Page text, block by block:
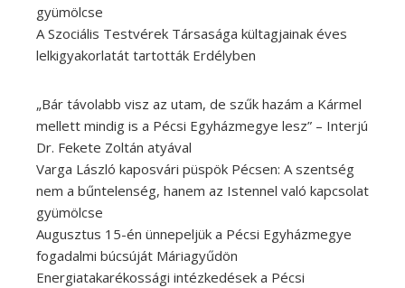
gyümölcse
A Szociális Testvérek Társasága kültagjainak éves
lelkigyakorlatát tartották Erdélyben
„Bár távolabb visz az utam, de szűk hazám a Kármel
mellett mindig is a Pécsi Egyházmegye lesz” – Interjú
Dr. Fekete Zoltán atyával
Varga László kaposvári püspök Pécsen: A szentség
nem a bűntelenség, hanem az Istennel való kapcsolat
gyümölcse
Augusztus 15-én ünnepeljük a Pécsi Egyházmegye
fogadalmi búcsúját Máriagyűdön
Energiatakarékossági intézkedések a Pécsi